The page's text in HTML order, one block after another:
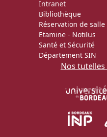
Intranet
Bibliothèque
Réservation de salle
Etamine - Notilus
Santé et Sécurité
Département SIN
Nos